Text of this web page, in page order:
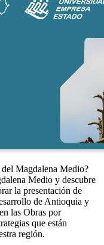
del Magdalena Medio?
Medio y descubre
la presentación de
de Antioquia y
las Obras por
que están
región.